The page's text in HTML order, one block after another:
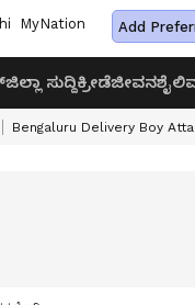
MyNation Add
ಜಿಲ್ಲಾ ಸುದ್ದಿಕ್ರೀಡೆಜೀವನಶೈಲಿ
Bengaluru Delivery Boy